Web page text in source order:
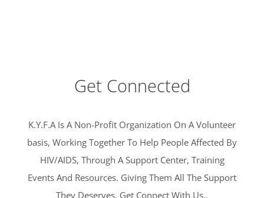
Get Connected
K.Y.F.A Is A Non-Profit Organization On A Volunteer
basis, Working Together To Help People Affected By
HIV/AIDS, Through A Support Center, Training
Events And Resources. Giving Them All The Support
They Deserves. Get Connect With Us..